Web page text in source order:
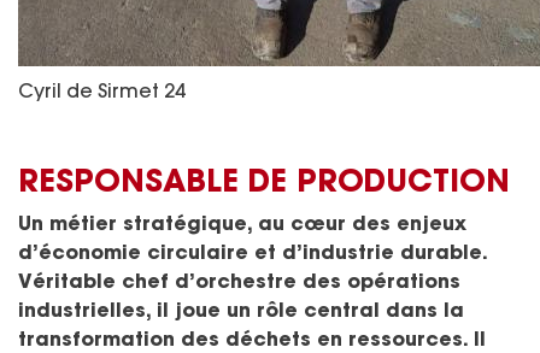
Cyril de Sirmet 24
RESPONSABLE DE PRODUCTION
Un métier stratégique, au cœur des enjeux
d’économie circulaire et d’industrie durable.
Véritable chef d’orchestre des opérations
industrielles, il joue un rôle central dans la
transformation des déchets en ressources. Il